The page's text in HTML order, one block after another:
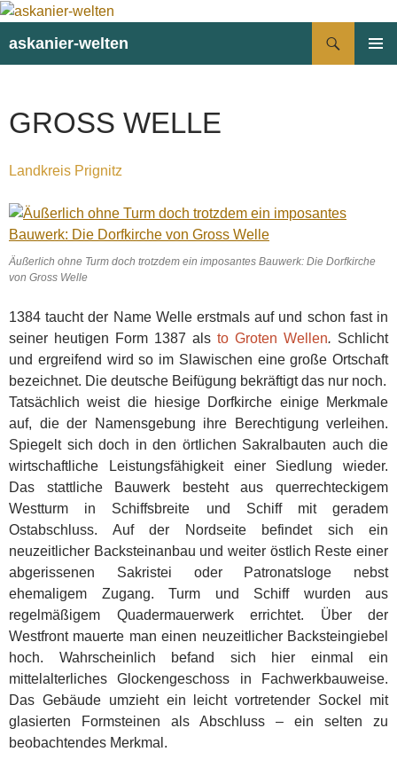
askanier-welten
GROSS WELLE
Landkreis Prignitz
Äußerlich ohne Turm doch trotzdem ein imposantes Bauwerk: Die Dorfkirche
von Gross Welle
1384 taucht der Name Welle erstmals auf und schon fast in
seiner heutigen Form 1387 als to Groten Wellen. Schlicht
und ergreifend wird so im Slawischen eine große Ortschaft
bezeichnet. Die deutsche Beifügung bekräftigt das nur noch.
Tatsächlich weist die hiesige Dorfkirche einige Merkmale
auf, die der Namensgebung ihre Berechtigung verleihen.
Spiegelt sich doch in den örtlichen Sakralbauten auch die
wirtschaftliche Leistungsfähigkeit einer Siedlung wieder.
Das stattliche Bauwerk besteht aus querrechteckigem
Westturm in Schiffsbreite und Schiff mit geradem
Ostabschluss. Auf der Nordseite befindet sich ein
neuzeitlicher Backsteinanbau und weiter östlich Reste einer
abgerissenen Sakristei oder Patronatsloge nebst
ehemaligem Zugang. Turm und Schiff wurden aus
regelmäßigem Quadermauerwerk errichtet. Über der
Westfront mauerte man einen neuzeitlicher Backsteingiebel
hoch. Wahrscheinlich befand sich hier einmal ein
mittelalterliches Glockengeschoss in Fachwerkbauweise.
Das Gebäude umzieht ein leicht vortretender Sockel mit
glasierten Formsteinen als Abschluss – ein selten zu
beobachtendes Merkmal.